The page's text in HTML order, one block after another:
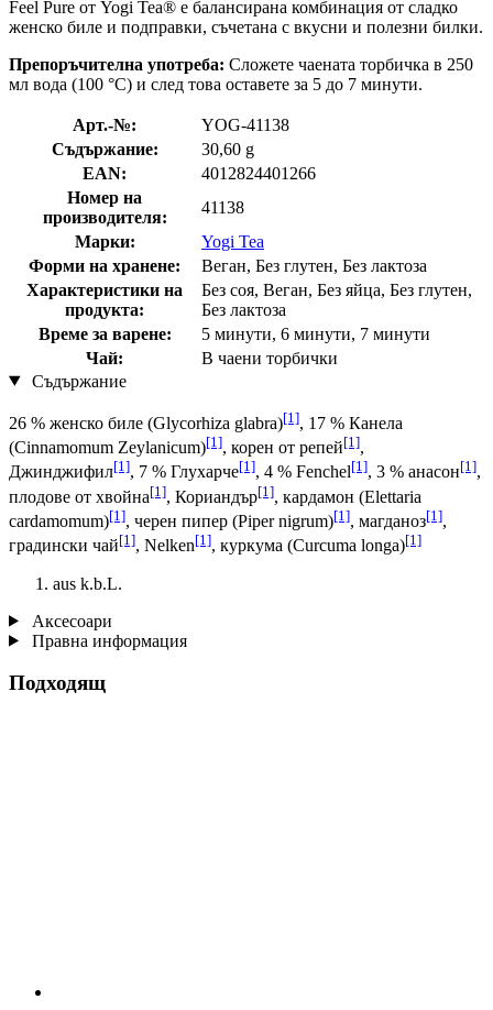
Feel Pure от Yogi Tea® е балансирана комбинация от сладко
женско биле и подправки, съчетана с вкусни и полезни билки.
Препоръчителна употреба: Сложете чаената торбичка в 250
мл вода (100 °С) и след това оставете за 5 до 7 минути.
Арт.-№:
YOG-41138
Съдържание:
30,60 g
EAN:
4012824401266
Номер на
производителя:
41138
Марки:
Yogi Tea
Форми на хранене:
Веган, Без глутен, Без лактоза
Характеристики на
продукта:
Без соя, Веган, Без яйца, Без глутен,
Без лактоза
Време за варене:
5 минути, 6 минути, 7 минути
Чай:
В чаени торбички
Съдържание
26 % женско биле (Glycorhiza glabra)[1], 17 % Канела
(Cinnamomum Zeylanicum)[1], корен от репей[1],
Джинджифил[1], 7 % Глухарче[1], 4 % Fenchel[1], 3 % анасон[1],
плодове от хвойна[1], Кориандър[1], кардамон (Elettaria
cardamomum)[1], черен пипер (Piper nigrum)[1], магданоз[1],
градински чай[1], Nelken[1], куркума (Curcuma longa)[1]
aus k.b.L.
Аксесоари
Правна информация
Подходящ